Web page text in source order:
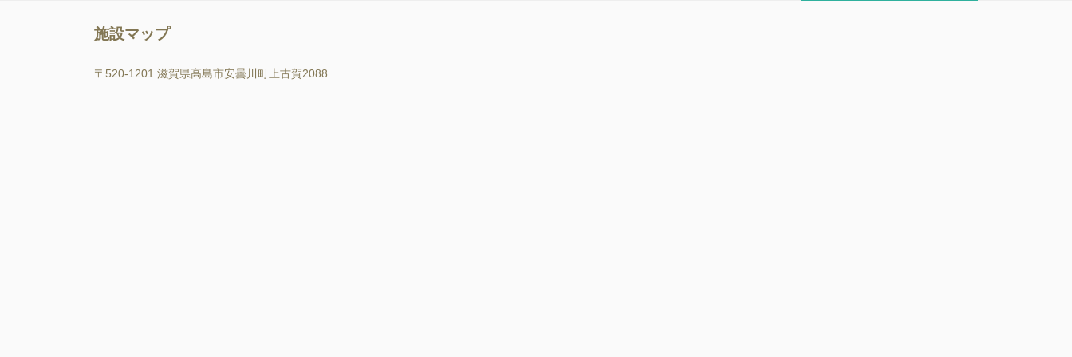
施設マップ
〒520-1201 滋賀県高島市安曇川町上古賀2088